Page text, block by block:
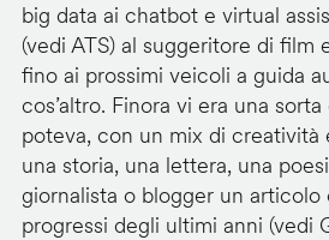
big data ai chatbot e virtual
(vedi ATS) al suggeritore di film
fino ai prossimi veicoli a guida
cos’altro. Finora vi era una
poteva, con un mix di creatività
una storia, una lettera, una
giornalista o blogger un articolo
progressi degli ultimi anni (vedi